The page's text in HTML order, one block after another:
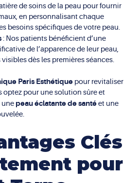
de soins de la peau pour fournir
en personnalisant chaque
besoins spécifiques de votre peau.
: Nos patients bénéficient d’une
de l’apparence de leur peau,
dès les premières séances.
Paris Esthétique pour revitaliser
optez pour une solution sûre et
une peau éclatante de santéet une
Clés
pour